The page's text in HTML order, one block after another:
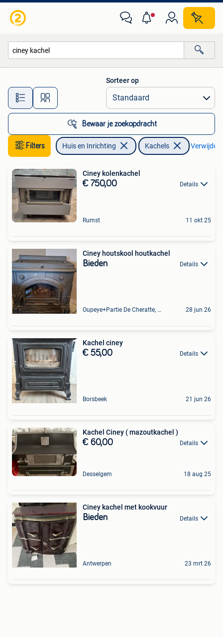
Alle afstanden…
Sorteer op
Bewaar je zoekopdracht
Filters Huis en Inrichting Kachels Verwijder
Ciney kolenkachel
€ 750,00 Details
Rumst 11 okt 25
Ciney houtskool houtkachel
Bieden Details
Oupeye+Partie De Cheratte, Herstal Et Wandre 28 jun 26
Kachel ciney
€ 55,00 Details
Borsbeek 21 jun 26
Kachel Ciney ( mazoutkachel )
€ 60,00 Details
Desselgem 18 aug 25
Ciney kachel met kookvuur
Bieden Details
Antwerpen 23 mrt 26